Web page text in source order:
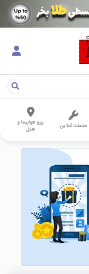
خدمات آنلاین
رزرو هواپیما و
هتل